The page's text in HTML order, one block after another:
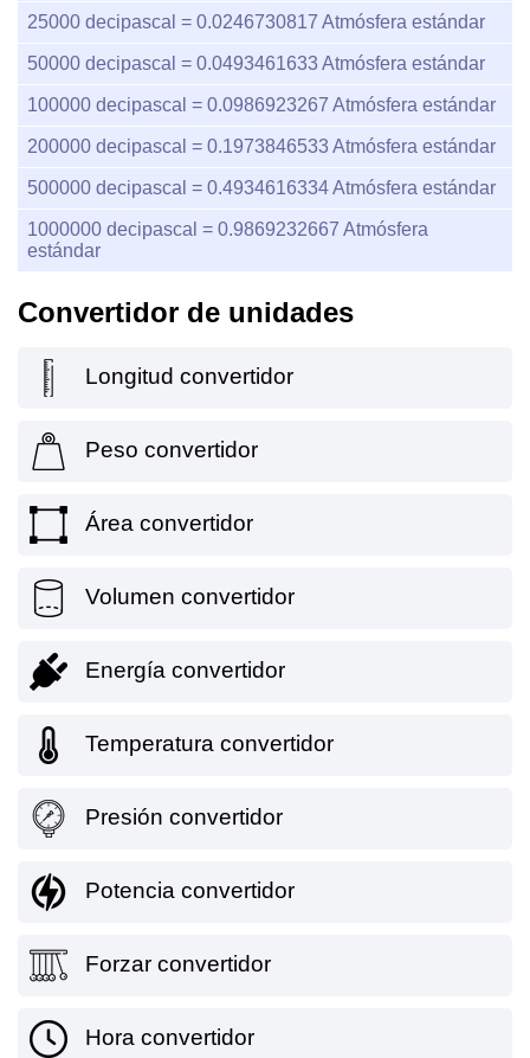
25000 decipascal = 0.0246730817 Atmósfera estándar
50000 decipascal = 0.0493461633 Atmósfera estándar
100000 decipascal = 0.0986923267 Atmósfera estándar
200000 decipascal = 0.1973846533 Atmósfera estándar
500000 decipascal = 0.4934616334Atmósfera estándar
1000000 decipascal = 0.9869232667 Atmósfera
estándar
Convertidor de unidades
Longitud convertidor
Peso convertidor
Área convertidor
Volumen convertidor
Energía convertidor
Temperatura convertidor
Presión convertidor
Potencia convertidor
Forzar convertidor
Hora convertidor